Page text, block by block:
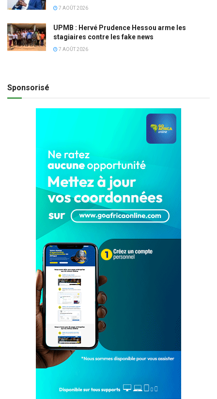
7 AOÛT 2026
UPMB : Hervé Prudence Hessou arme les
stagiaires contre les fake news
7 AOÛT 2026
Sponsorisé